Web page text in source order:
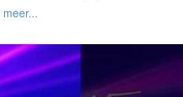
centraal staan.
om energieke DJ-sets
timing leidend zijn. Zijn